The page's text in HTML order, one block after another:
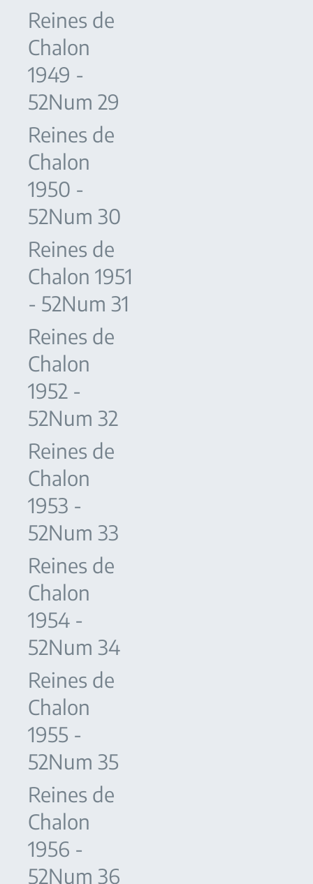
Reines de
Chalon
1949 -
52Num 29
Reines de
Chalon
1950 -
52Num 30
Reines de
Chalon 1951
- 52Num 31
Reines de
Chalon
1952 -
52Num 32
Reines de
Chalon
1953 -
52Num 33
Reines de
Chalon
1954 -
52Num 34
Reines de
Chalon
1955 -
52Num 35
Reines de
Chalon
1956 -
52Num 36